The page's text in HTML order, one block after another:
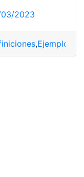
2023
,Ejemplo